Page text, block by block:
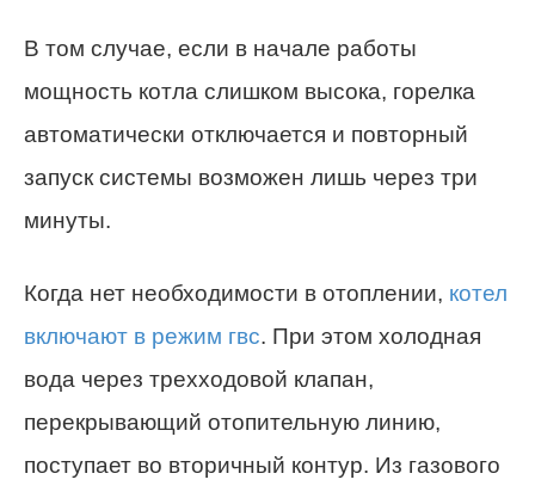
В том случае, если в начале работы
мощность котла слишком высока, горелка
автоматически отключается и повторный
запуск системы возможен лишь через три
минуты.
Когда нет необходимости в отоплении, котел
включают в режим гвс. При этом холодная
вода через трехходовой клапан,
перекрывающий отопительную линию,
поступает во вторичный контур. Из газового